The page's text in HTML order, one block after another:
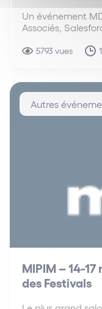
Un événement
Associés,
le Club Planète
5793 vues
Autres
MIPIM – 14-
des Festivals